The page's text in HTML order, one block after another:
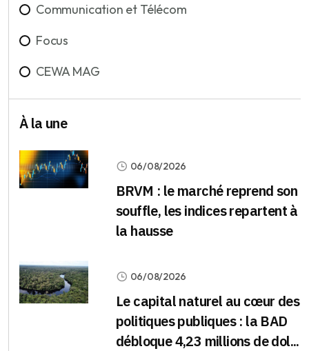
Communication et Télécom
Focus
CEWA MAG
À la une
06/08/2026
BRVM : le marché reprend son
souffle, les indices repartent à
la hausse
06/08/2026
Le capital naturel au cœur des
politiques publiques : la BAD
débloque 4,23 millions de dol...